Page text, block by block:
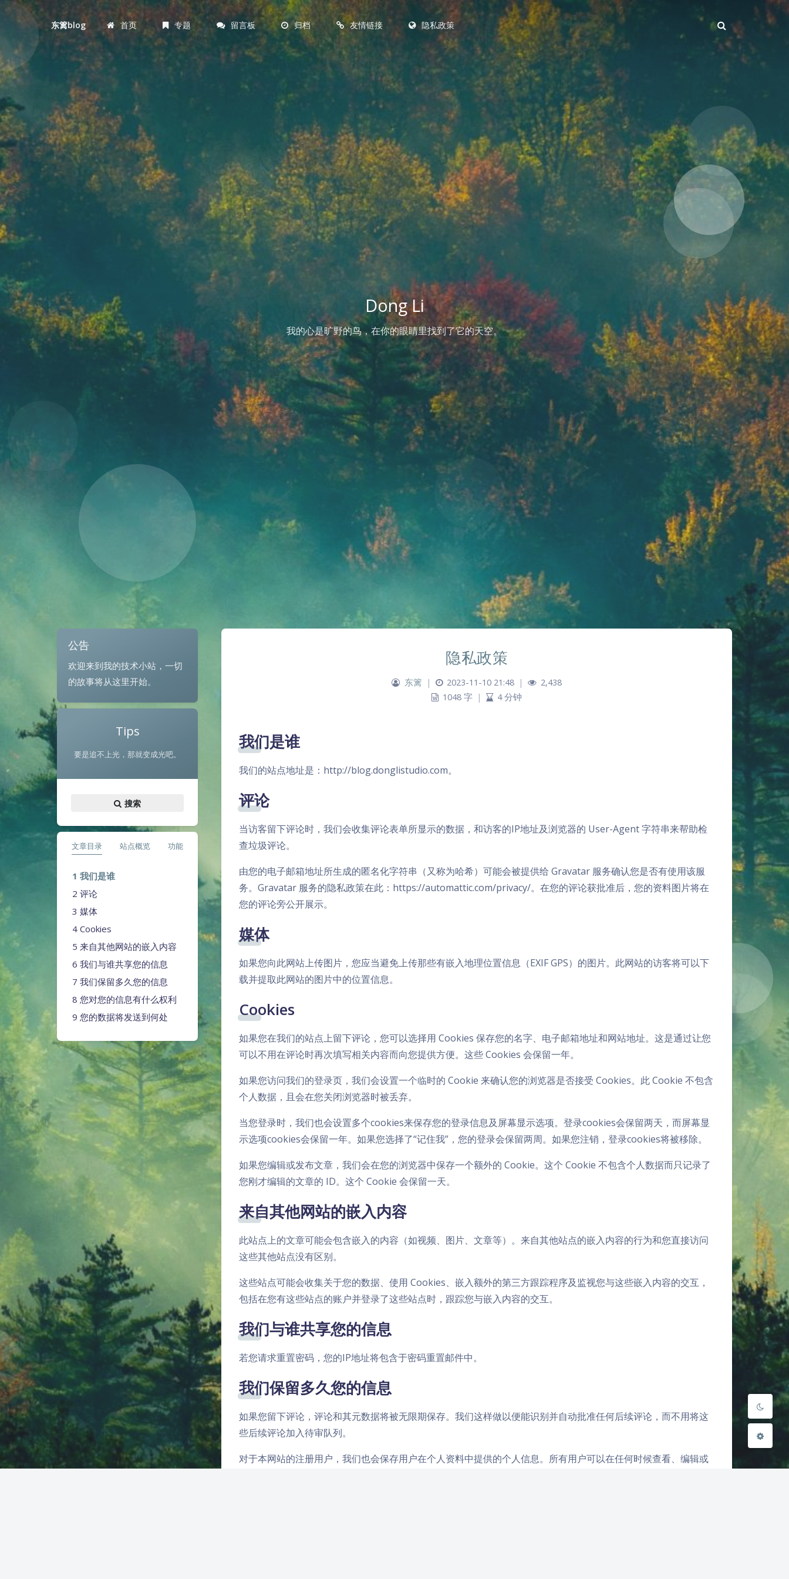
东篱blog 首页 专题 留言板 归档 友情链接 隐私政策
Dong Li
我的心是旷野的鸟，在你的眼睛里找到了它的天空。
公告
欢迎来到我的技术小站，一切
的故事将从这里开始。
Tips
要是追不上光，那就变成光吧。
搜索
文章目录 站点概览 功能
我们是谁
评论
媒体
Cookies
来自其他网站的嵌入内容
我们与谁共享您的信息
我们保留多久您的信息
您对您的信息有什么权利
您的数据将发送到何处
隐私政策
东篱 | 2023-11-10 21:48 |
2,438
1048 字 | 4 分钟
我们是谁
我们的站点地址是：http://blog.donglistudio.com。
评论
当访客留下评论时，我们会收集评论表单所显示的数据，和访客的IP地址及浏览器的 User-Agent 字符串来帮助检
查垃圾评论。
由您的电子邮箱地址所生成的匿名化字符串（又称为哈希）可能会被提供给 Gravatar 服务确认您是否有使用该服
务。Gravatar 服务的隐私政策在此：https://automattic.com/privacy/。在您的评论获批准后，您的资料图片将在
您的评论旁公开展示。
媒体
如果您向此网站上传图片，您应当避免上传那些有嵌入地理位置信息（EXIF GPS）的图片。此网站的访客将可以下
载并提取此网站的图片中的位置信息。
Cookies
如果您在我们的站点上留下评论，您可以选择用 Cookies 保存您的名字、电子邮箱地址和网站地址。这是通过让您
可以不用在评论时再次填写相关内容而向您提供方便。这些 Cookies 会保留一年。
如果您访问我们的登录页，我们会设置一个临时的 Cookie 来确认您的浏览器是否接受 Cookies。此 Cookie 不包含
个人数据，且会在您关闭浏览器时被丢弃。
当您登录时，我们也会设置多个cookies来保存您的登录信息及屏幕显示选项。登录cookies会保留两天，而屏幕显
示选项cookies会保留一年。如果您选择了“记住我”，您的登录会保留两周。如果您注销，登录cookies将被移除。
如果您编辑或发布文章，我们会在您的浏览器中保存一个额外的 Cookie。这个 Cookie 不包含个人数据而只记录了
您刚才编辑的文章的 ID。这个 Cookie 会保留一天。
来自其他网站的嵌入内容
此站点上的文章可能会包含嵌入的内容（如视频、图片、文章等）。来自其他站点的嵌入内容的行为和您直接访问
这些其他站点没有区别。
这些站点可能会收集关于您的数据、使用 Cookies、嵌入额外的第三方跟踪程序及监视您与这些嵌入内容的交互，
包括在您有这些站点的账户并登录了这些站点时，跟踪您与嵌入内容的交互。
我们与谁共享您的信息
若您请求重置密码，您的IP地址将包含于密码重置邮件中。
我们保留多久您的信息
如果您留下评论，评论和其元数据将被无限期保存。我们这样做以便能识别并自动批准任何后续评论，而不用将这
些后续评论加入待审队列。
对于本网站的注册用户，我们也会保存用户在个人资料中提供的个人信息。所有用户可以在任何时候查看、编辑或